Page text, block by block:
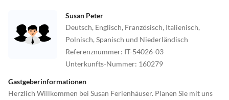
Susan Peter
Deutsch, Englisch, Französisch, Italienisch,
Polnisch, Spanisch und Niederländisch
Referenznummer: IT-54026-03
Unterkunfts-Nummer: 160279
Gastgeberinformationen
Herzlich Willkommen bei Susan Ferienhäuser. Planen Sie mit uns